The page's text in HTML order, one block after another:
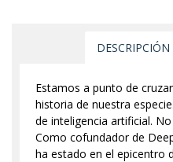
DESCRIPCIÓN
Estamos a punto de
historia de nuestra
de inteligencia artificial.
Como cofundador de
ha estado en el epicentro